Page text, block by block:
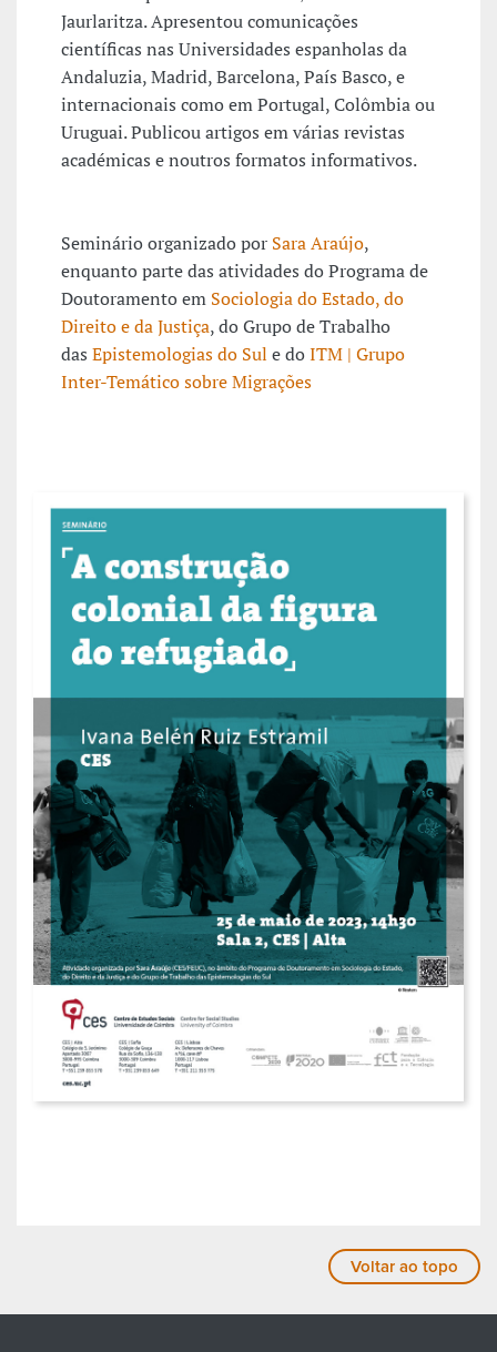
Jaurlaritza. Apresentou comunicações
científicas nas Universidades espanholas da
Andaluzia, Madrid, Barcelona, País Basco, e
internacionais como em Portugal, Colômbia ou
Uruguai. Publicou artigos em várias revistas
académicas e noutros formatos informativos.
Seminário organizado por Sara Araújo,
enquanto parte das atividades do Programa de
Doutoramento em Sociologia do Estado, do
Direito e da Justiça, do Grupo de Trabalho
das Epistemologias do Sul e doITM | Grupo
Inter-Temático sobre Migrações
Voltar ao topo